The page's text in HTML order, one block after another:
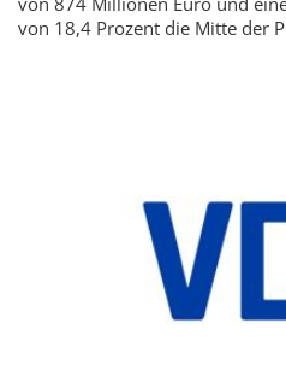
von 18,4 Prozent die Mitte der